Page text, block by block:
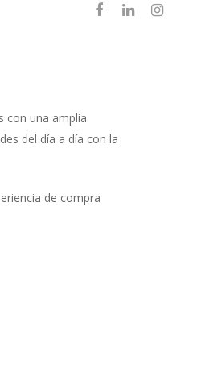
con una amplia
del día a día con la
de compra